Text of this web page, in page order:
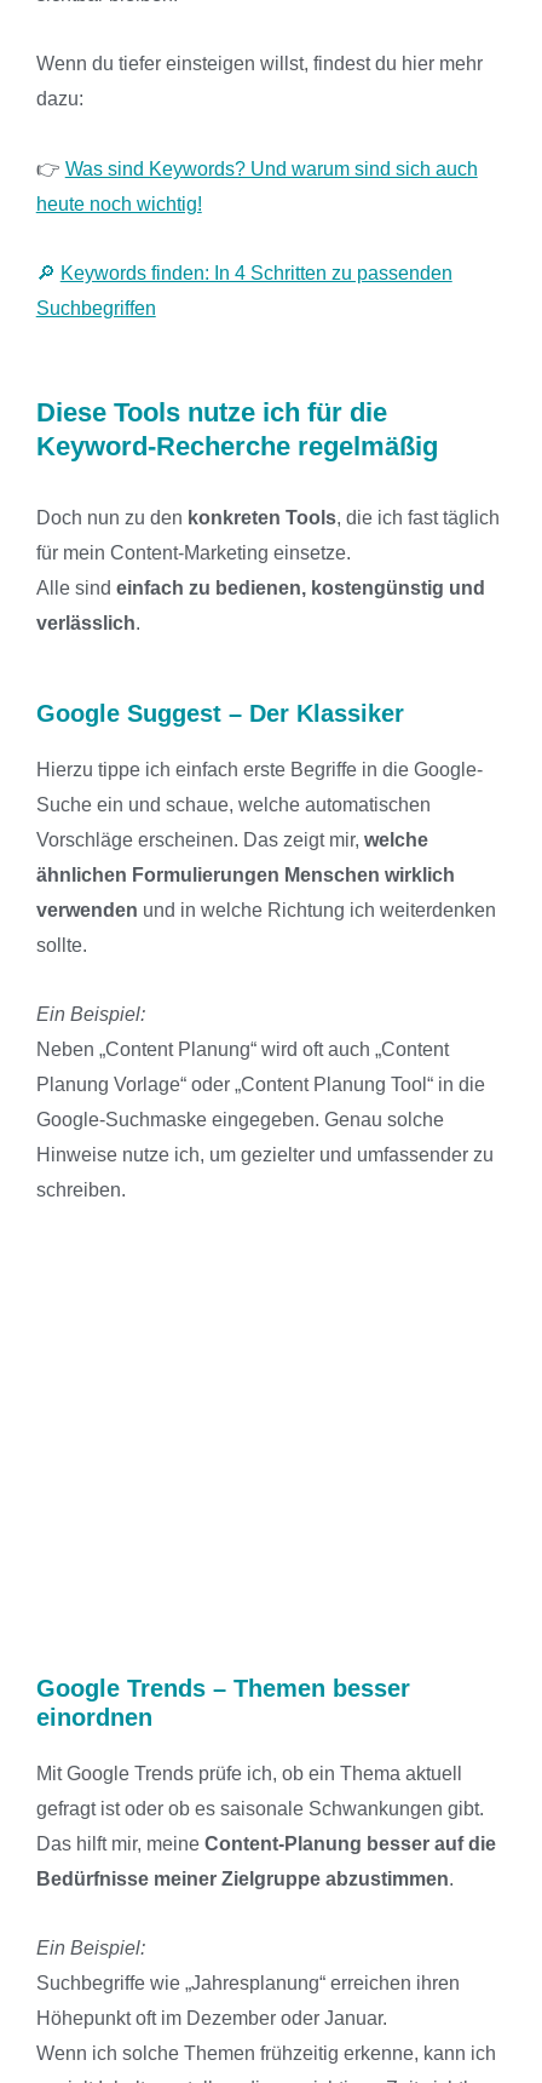
Wenn du tiefer einsteigen willst, findest du hier mehr
dazu:
👉 Was sind Keywords? Und warum sind sich auch
heute noch wichtig!
🔎 Keywords finden: In 4 Schritten zu passenden
Suchbegriffen
Diese Tools nutze ich für die
Keyword-Recherche regelmäßig
Doch nun zu den konkreten Tools, die ich fast täglich
für mein Content-Marketing einsetze.
Alle sind einfach zu bedienen, kostengünstig und
verlässlich.
Google Suggest – Der Klassiker
Hierzu tippe ich einfach erste Begriffe in die Google-
Suche ein und schaue, welche automatischen
Vorschläge erscheinen. Das zeigt mir, welche
ähnlichen Formulierungen Menschen wirklich
verwenden und in welche Richtung ich weiterdenken
sollte.
Ein Beispiel:
Neben „Content Planung“ wird oft auch „Content
Planung Vorlage“ oder „Content Planung Tool“ in die
Google-Suchmaske eingegeben. Genau solche
Hinweise nutze ich, um gezielter und umfassender zu
schreiben.
Google Trends – Themen besser
einordnen
Mit Google Trends prüfe ich, ob ein Thema aktuell
gefragt ist oder ob es saisonale Schwankungen gibt.
Das hilft mir, meine Content-Planung besser auf die
Bedürfnisse meiner Zielgruppe abzustimmen.
Ein Beispiel:
Suchbegriffe wie „Jahresplanung“ erreichen ihren
Höhepunkt oft im Dezember oder Januar.
Wenn ich solche Themen frühzeitig erkenne, kann ich